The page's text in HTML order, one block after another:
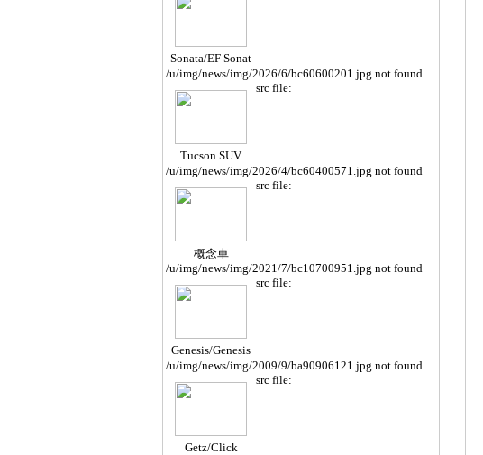
Sonata/EF Sonat
a
/u/img/news/img/2026/6/bc60600201.jpg not found
Tucson SUV
src file:
/u/img/news/img/2026/4/bc60400571.jpg not found
概念車
src file:
/u/img/news/img/2021/7/bc10700951.jpg not found
Genesis/Genesis
Cope
src file:
/u/img/news/img/2009/9/ba90906121.jpg not found
Getz/Click
src file: